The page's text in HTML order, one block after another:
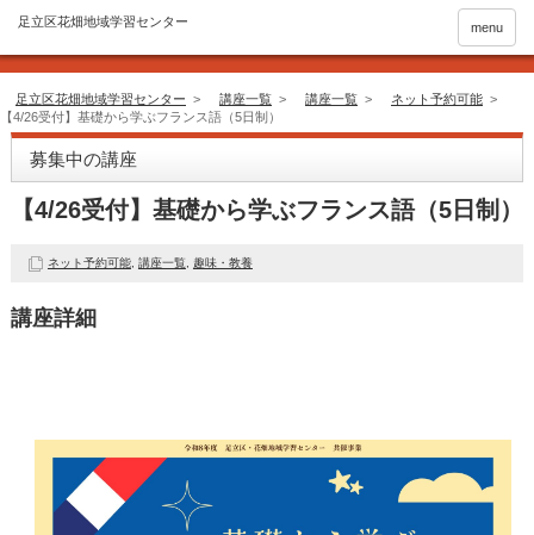
menu
足立区花畑地域学習センター > 講座一覧 > 講座一覧 > ネット予約可能 >
【4/26受付】基礎から学ぶフランス語（5日制）
募集中の講座
【4/26受付】基礎から学ぶフランス語（5日制）
ネット予約可能, 講座一覧, 趣味・教養
講座詳細